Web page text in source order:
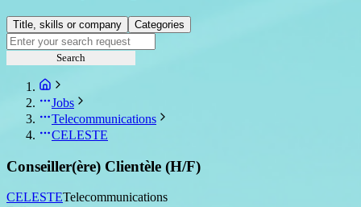
Title, skills or company Categories
Search
Jobs
Telecommunications
CELESTE
Conseiller(ère) Clientèle (H/F)
CELESTETelecommunications